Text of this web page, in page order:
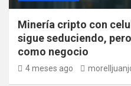
Minería cripto con
sigue seduciendo,
como negocio
4 meses ago